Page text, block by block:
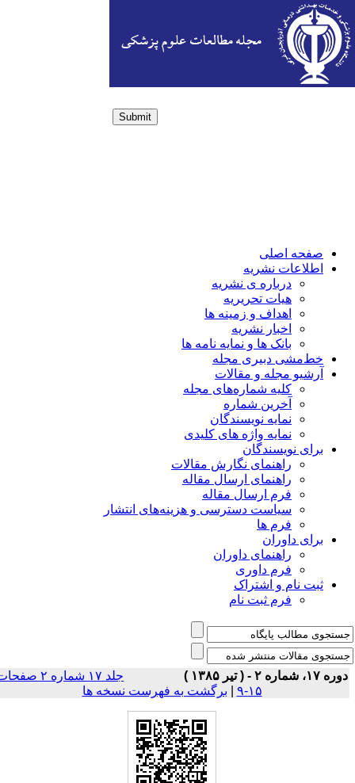
Submit
صفحه اصلی
اطلاعات نشریه
درباره ی نشریه
هیات تحریریه
اهداف و زمینه ها
اخبار نشریه
بانک ها و نمایه نامه ها
خط‌مشی دبیری مجله
آرشیو مجله و مقالات
کلیه شماره‌های مجله
آخرین شماره
نمایه نویسندگان
نمایه واژه های کلیدی
برای نویسندگان
راهنمای نگارش مقالات
راهنمای ارسال مقاله
فرم ارسال مقاله
سیاست دسترسی و هزینه‌های انتشار
فرم ها
برای داوران
راهنمای داوران
فرم داوری
ثبت نام و اشتراک
فرم ثبت نام
شماره ۲ - ( تير ۱۳۸۵ )
جلد ۱۷ شماره ۲ صفحات
۱۵-۹
| برگشت به فهرست نسخه ها